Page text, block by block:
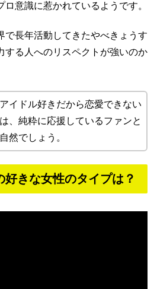
意識に惹かれているようです。
で長年活動してきたやべきょうす
する人へのリスペクトが強いのか
イドル好きだから恋愛できない
、純粋に応援しているファンと
然でしょう。
きな女性のタイプは？